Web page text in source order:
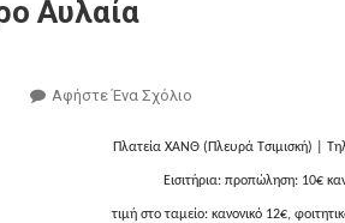
Αυλαία
Αφήστε Ένα Σχόλιο
Πλατεία ΧΑΝΘ (Πλευρά Τσιμισκή) |
Εισιτήρια: προπώληση: 10€
τιμή στο ταμείο: κανονικό 12€,